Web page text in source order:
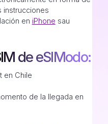
instrucciones
en iPhone sau
de eSIModo:
en Chile
de la llegada en